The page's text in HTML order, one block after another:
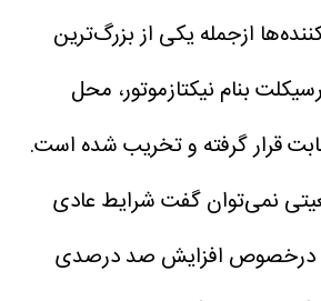
ازجمله یکی از بزرگ‌ترین
بنام ‌نیکتازموتور، محل
قرار گرفته و تخریب شده است.
نمی‌توان گفت شرایط عادی
درخصوص افزایش صد درصدی